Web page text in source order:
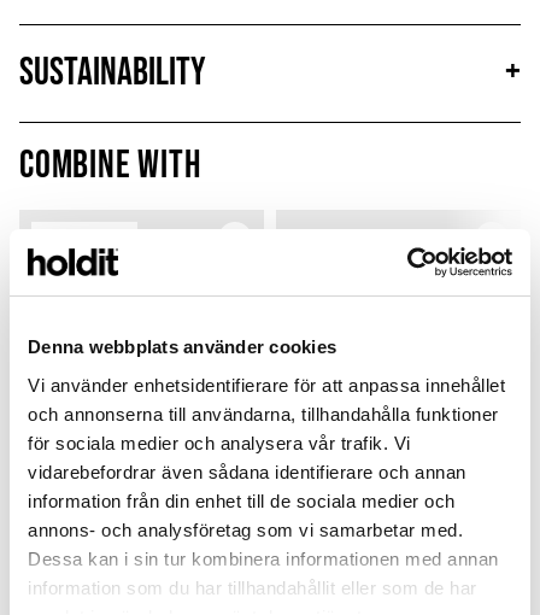
Denna webbplats använder cookies
Vi använder enhetsidentifierare för att anpassa innehållet
och annonserna till användarna, tillhandahålla funktioner
för sociala medier och analysera vår trafik. Vi
vidarebefordrar även sådana identifierare och annan
information från din enhet till de sociala medier och
annons- och analysföretag som vi samarbetar med.
Dessa kan i sin tur kombinera informationen med annan
information som du har tillhandahållit eller som de har
Sustainability
+
Combine with
MagSafe Fit
Card Holder
Magsafe Compatible
Silicone Case
Airpods 4